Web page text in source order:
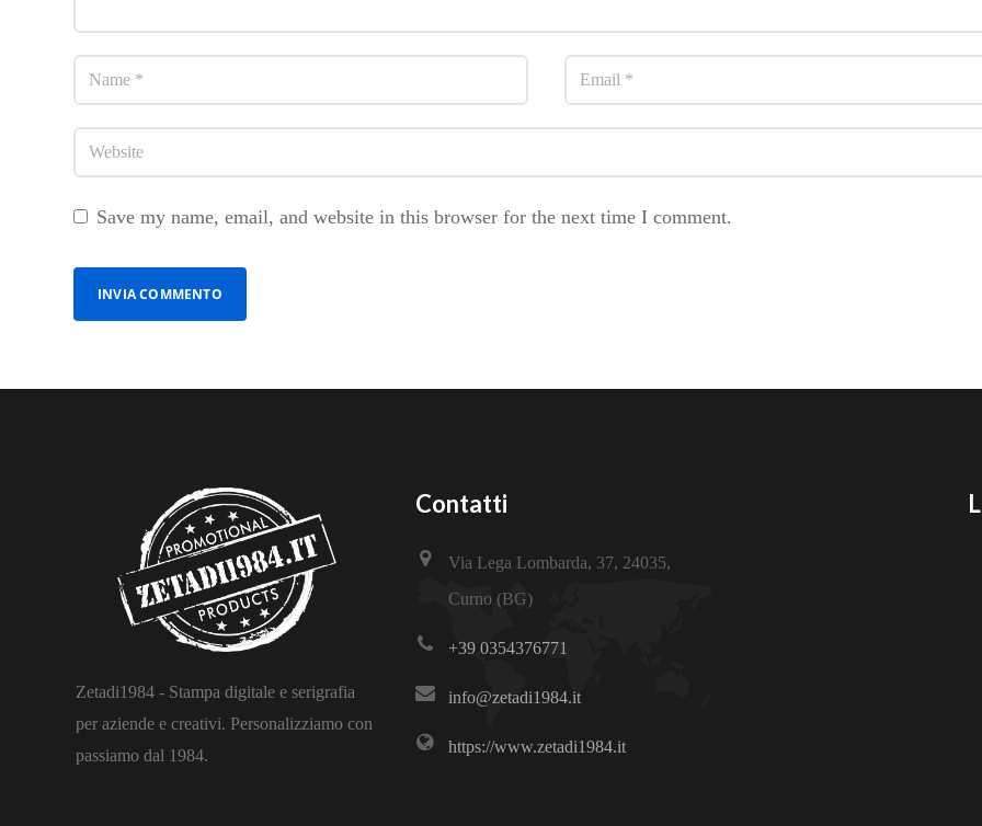
Save my name, email, and website in this browser for the next time I comment.
Zetadi1984 - Stampa digitale e serigrafia
per aziende e creativi. Personalizziamo con
passiamo dal 1984.
Contatti
Via Lega Lombarda, 37, 24035,
Curno (BG)
+39 0354376771
info@zetadi1984.it
https://www.zetadi1984.it